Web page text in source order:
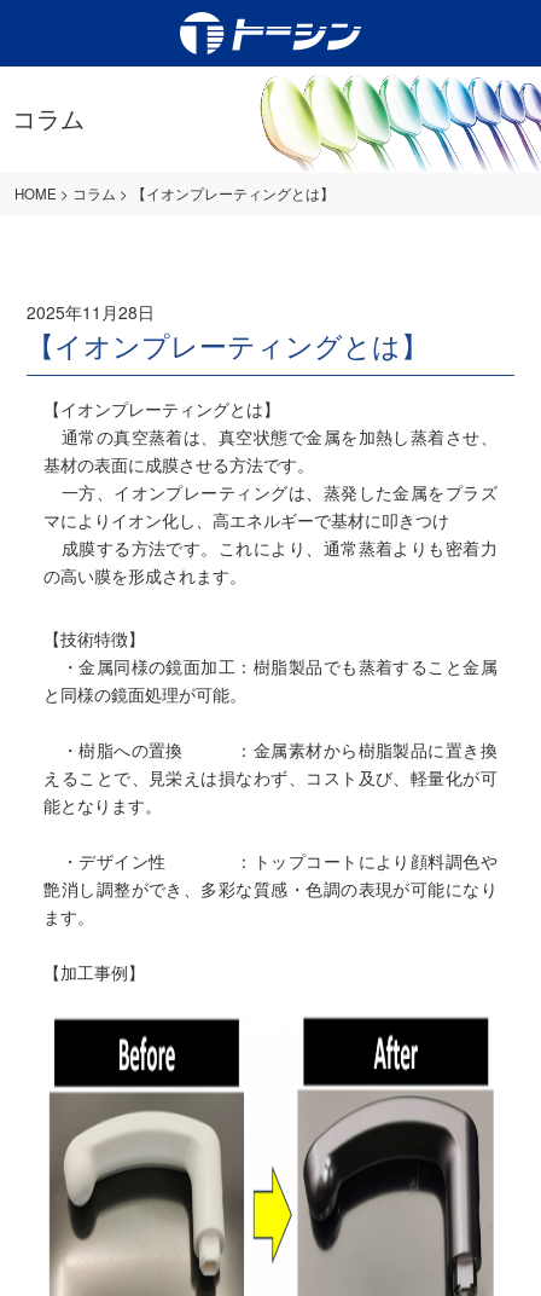
コラム
HOME > コラム > 【イオンプレーティングとは】
2025年11月28日
【イオンプレーティングとは】
【イオンプレーティングとは】
通常の真空蒸着は、真空状態で金属を加熱し蒸着させ、
基材の表面に成膜させる方法です。
一方、イオンプレーティングは、蒸発した金属をプラズ
マによりイオン化し、高エネルギーで基材に叩きつけ
成膜する方法です。これにより、通常蒸着よりも密着力
の高い膜を形成されます。
【技術特徴】
・金属同様の鏡面加工：樹脂製品でも蒸着すること金属
と同様の鏡面処理が可能。
・樹脂への置換 ：金属素材から樹脂製品に置き換
えることで、見栄えは損なわず、コスト及び、軽量化が可
能となります。
・デザイン性 ：トップコートにより顔料調色や
艶消し調整ができ、多彩な質感・色調の表現が可能になり
ます。
【加工事例】